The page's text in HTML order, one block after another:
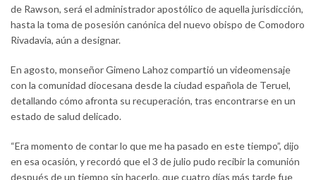
de Rawson, será el administrador apostólico de aquella jurisdicción,
hasta la toma de posesión canónica del nuevo obispo de Comodoro
Rivadavia, aún a designar.
En agosto, monseñor Gimeno Lahoz compartió un videomensaje
con la comunidad diocesana desde la ciudad española de Teruel,
detallando cómo afronta su recuperación, tras encontrarse en un
estado de salud delicado.
“Era momento de contar lo que me ha pasado en este tiempo”, dijo
en esa ocasión, y recordó que el 3 de julio pudo recibir la comunión
después de un tiempo sin hacerlo, que cuatro días más tarde fue